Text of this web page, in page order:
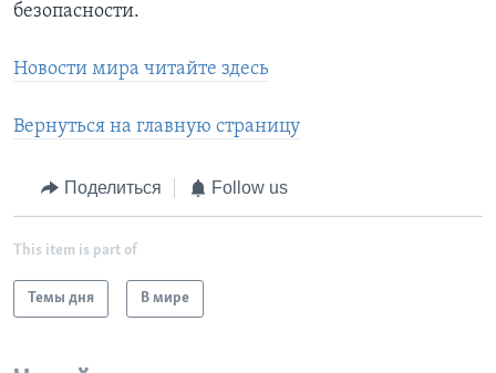
безопасности.
Новости мира читайте здесь
Вернуться на главную страницу
Поделиться Follow us
This item is part of
Темы дня В мире